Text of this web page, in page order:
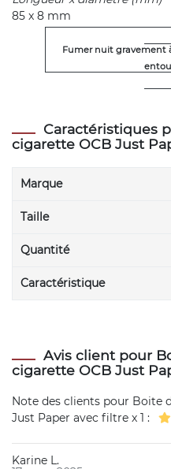
85 x 8 mm
Fumer nuit gravement
Caractéristiques
cigarette OCB Just
Marque
Taille
Quantité
Caractéristique
Avis client pour
cigarette OCB Just
Note des clients pour Boite
Just Paper avec filtre x 1 :
Karine L.